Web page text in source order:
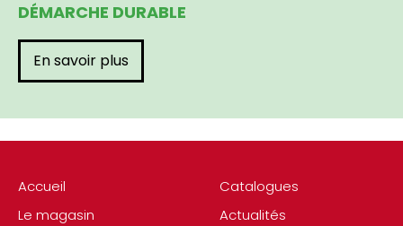
Accueil
Le magasin
Catalogues
Actualités
DÉMARCHE DURABLE
En savoir plus